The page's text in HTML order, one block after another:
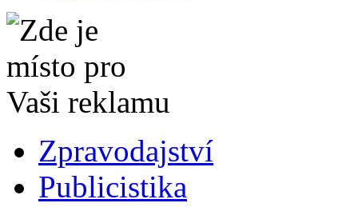
Zpravodajství
Publicistika